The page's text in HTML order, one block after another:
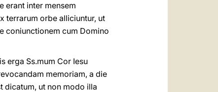
erant inter mensem
terrarum orbe alliciuntur, ut
coniunctionem cum Domino
erga Ss.mum Cor Iesu
memoriam, a die
dicatum, ut non modo illa